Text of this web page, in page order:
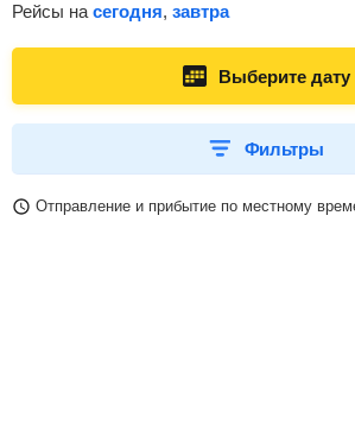
Рейсы на сегодня, завтра
Выберите дату
Фильтры
Отправление и прибытие по местному